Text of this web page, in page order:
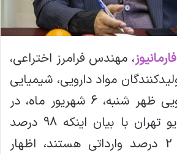
فارمانیوز، مهندس فرامرز اختراعی،
مواد دارویی، شیمیایی
و بسته بندی دارویی ظهر شنبه، 6 شهریور ماه، در
برنامه گفتاورد رادیو تهران با بیان اینکه 98 درصد
داروها تولیدی و 2 درصد وارداتی هستند، اظهار